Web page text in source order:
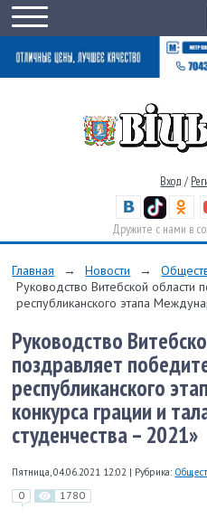
Вход /
Дружите с нами в
Главная → Новости →
Руководство Витебской области
республиканского этапа
Руководство
поздравляет
республиканского
конкурса грации и
студенчества – 2021»
Пятница, 04.06.2021 12:02 | Рубрика:
0 1780